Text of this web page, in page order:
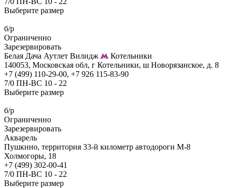
Выберите размер
б/р
Ограниченно
Зарезервировать
Белая Дача Аутлет Вилидж
Котельники
140053, Московская обл, г Котельники, ш Новорязанское, д. 8
+7 (499) 110-29-00, +7 926 115-83-90
7/0 ПН-ВС 10 - 22
Выберите размер
б/р
Ограниченно
Зарезервировать
Акварель
Пушкино, территория 33-й километр автодороги М-8
Холмогоры, 18
+7 (499) 302-00-41
7/0 ПН-ВС 10 - 22
Выберите размер